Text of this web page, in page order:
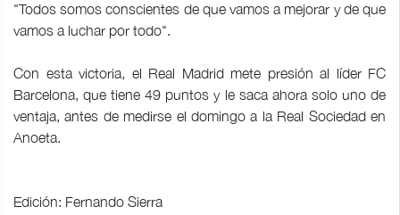
"Todos somos conscientes de que vamos a mejorar y de que
vamos a luchar por todo".
Con esta victoria, el Real Madrid mete presión al líder FC
Barcelona, que tiene 49 puntos y le saca ahora solo uno de
ventaja, antes de medirse el domingo a la Real Sociedad en
Anoeta.
Edición: Fernando Sierra